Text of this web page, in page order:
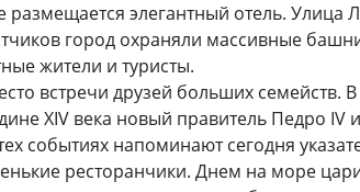
размещается элегантный отель.
город охраняли массивные
жители и туристы.
встречи друзей больших семейств.
XIV века новый правитель Педро
событиях напоминают сегодня
ресторанчики. Днем на море